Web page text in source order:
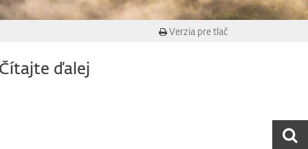
Verzia pre tlač
ďalej